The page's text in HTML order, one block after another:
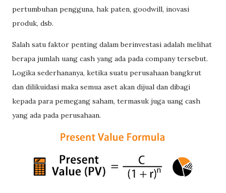
pertumbuhan pengguna, hak paten, goodwill, inovasi
produk, dsb.
Salah satu faktor penting dalam berinvestasi adalah melihat
berapa jumlah uang cash yang ada pada company tersebut.
Logika sederhananya, ketika suatu perusahaan bangkrut
dan dilikuidasi maka semua aset akan dijual dan dibagi
kepada para pemegang saham, termasuk juga uang cash
yang ada pada perusahaan.